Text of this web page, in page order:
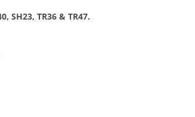
SH23, TR36 & TR47.